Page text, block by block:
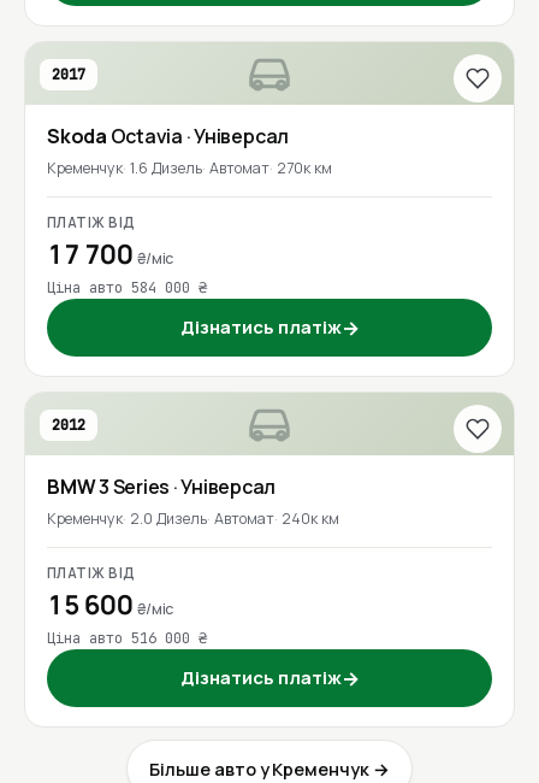
2017
Skoda Octavia · Універсал
Кременчук 1.6 Дизель Автомат 270к км
ПЛАТІЖ ВІД
17 700 ₴/міс
Ціна авто 584 000 ₴
Дізнатись платіж→
2012
BMW3 Series · Універсал
Кременчук 2.0 Дизель Автомат 240к км
ПЛАТІЖ ВІД
15 600 ₴/міс
Ціна авто 516 000 ₴
Дізнатись платіж→
Більше авто у Кременчук →